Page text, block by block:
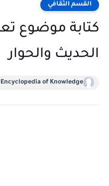
القسم الثقافي
كتابة موضوع
الحديث والحوار
Encyclopedia of Knowledge